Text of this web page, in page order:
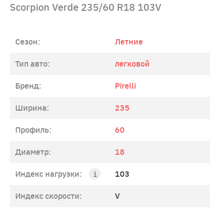
Scorpion Verde 235/60 R18 103V
Сезон: Летние
Тип авто: легковой
Бренд: Pirelli
Ширина: 235
Профиль: 60
Диаметр: 18
Индекс нагрузки: 103
Индекс скорости: V